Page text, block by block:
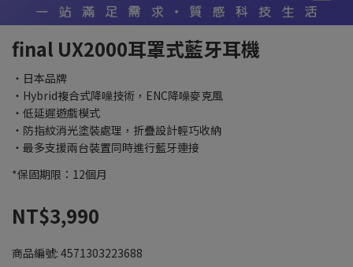
final UX2000耳罩式藍牙耳機
・日本品牌
・Hybrid複合式降噪技術，ENC降噪麥克風
・低延遲遊戲模式
・防指紋消光塗裝處理，折疊設計輕巧收納
・最多支援兩台裝置同時進行藍牙連接
*保固期限：12個月
NT$3,990
商品編號: 4571303223688